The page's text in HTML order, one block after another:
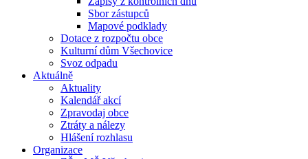
Sbor zástupců
Mapové podklady
Dotace z rozpočtu obce
Kulturní dům Všechovice
Svoz odpadu
Aktuálně
Aktuality
Kalendář akcí
Zpravodaj obce
Ztráty a nálezy
Hlášení rozhlasu
Organizace